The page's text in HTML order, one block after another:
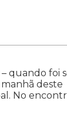
quando foi
deste
No